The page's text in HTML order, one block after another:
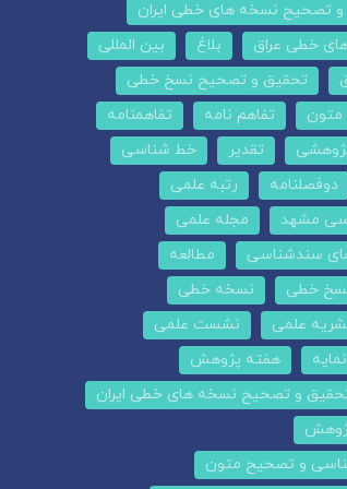
تصحیح نسخه های خطی ایران
خطی عراق
بلاغ
بین المللی
تحقیق و تصحیح نسخ خطی
تفاهم نامه
تفاهمنامه
تقدیر
خط شناسی
دوفصلنامه
رتبه علمی
مشهد
مجله علمی
سندشناسی
مطالعه
خطی
نسخه خطی
علمی
نشست علمی
نمایه
هفته پژوهش
و تصحیح نسخه های خطی ایران
و تصحیح متون